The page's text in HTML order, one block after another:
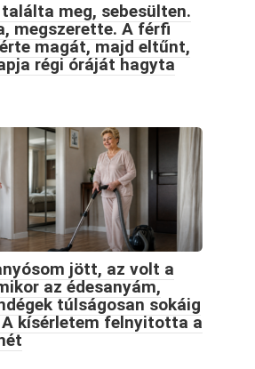
meg, sebesülten.
megszerette. A férfi
magát, majd eltűnt,
régi óráját hagyta
jött, az volt a
az édesanyám,
túlságosan sokáig
kísérletem felnyitotta a